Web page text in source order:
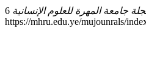
جامعة المهرة للعلوم الإنسانية 6, no. 2 (ديسمبر 23, 2025): 59–75. تاريخ الوصول أغسطس 7, 2026.
https://mhru.edu.ye/mujounrals/